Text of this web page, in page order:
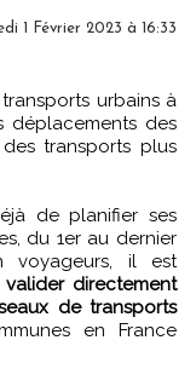
1 Février 2023 à 16:33
déplacements des
transports plus
de planifier ses
du 1er au dernier
voyageurs, il est
directement
de transports
en France